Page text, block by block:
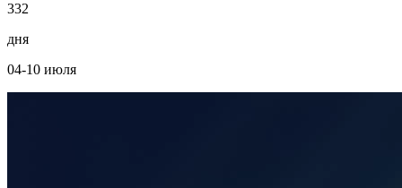
332
дня
04-10 июля